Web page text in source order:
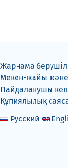
Жарнама
Мекен-жайы
Пайдаланушы
Құпиялылық
Русский